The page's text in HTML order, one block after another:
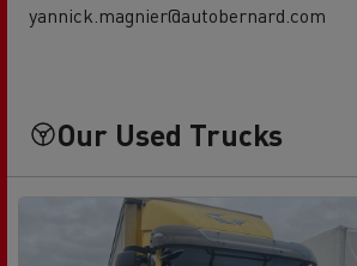
yannick.magnier@autobernard.com
Our Used Trucks